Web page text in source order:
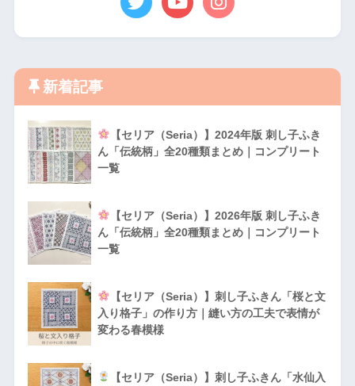
新着記事
【セリア（Seria）】2024年版 刺し子ふき
ん「伝統柄」全20種類まとめ｜コンプリート
一覧
【セリア（Seria）】2026年版 刺し子ふき
ん「伝統柄」全20種類まとめ｜コンプリート
一覧
【セリア（Seria）】刺し子ふきん「桜と文
入り格子」の作り方｜縫い方の工夫で表情が
変わる春模様
【セリア（Seria）】刺し子ふきん「水仙入